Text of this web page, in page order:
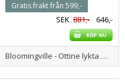
Gratis frakt från 599,-
SEK 881,- 646,-
Bloomingville - Ottine lykta m/glas, natur, bambu